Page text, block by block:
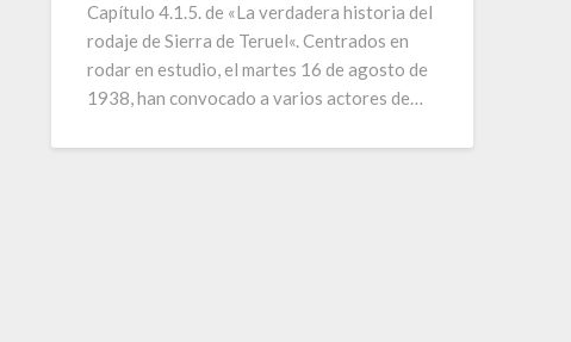
Capítulo 4.1.5. de «La verdadera historia del
rodaje de Sierra de Teruel«. Centrados en
rodar en estudio, el martes 16 de agosto de
1938, han convocado a varios actores de…